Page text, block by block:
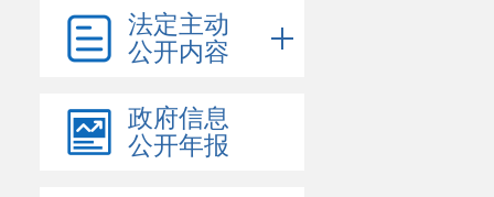
法定主动
公开内容
政府信息
公开年报